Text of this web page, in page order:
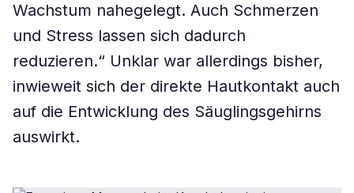
Wachstum nahegelegt. Auch Schmerzen
und Stress lassen sich dadurch
reduzieren.“ Unklar war allerdings bisher,
inwieweit sich der direkte Hautkontakt auch
auf die Entwicklung des Säuglingsgehirns
auswirkt.